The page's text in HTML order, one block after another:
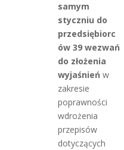
samym
styczniu do
przedsiębiorc
ów 39 wezwań
do złożenia
wyjaśnień w
zakresie
poprawności
wdrożenia
przepisów
dotyczących